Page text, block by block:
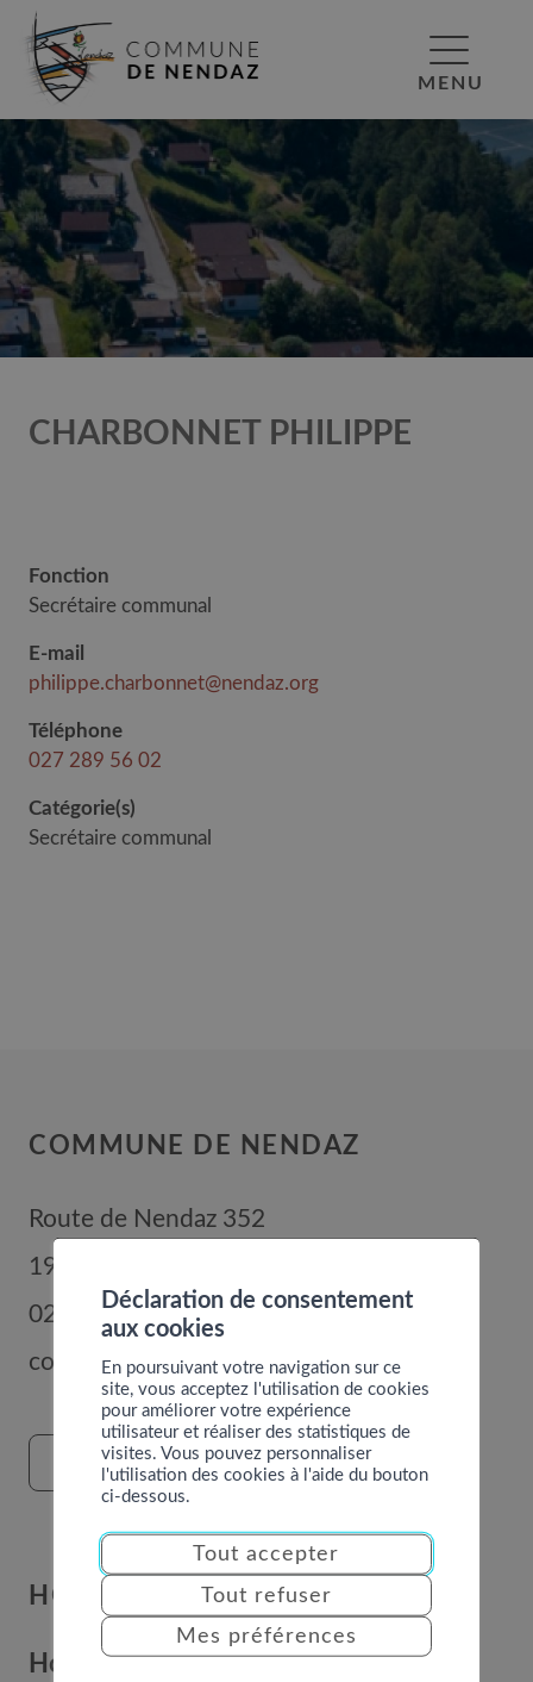
MENU
CHARBONNET PHILIPPE
Fonction
Secrétaire communal
E-mail
philippe.charbonnet@nendaz.org
Téléphone
027 289 56 02
Catégorie(s)
Secrétaire communal
COMMUNE DE NENDAZ
Route de Nendaz 352
1996
027 289 56 00
commune@nendaz.org
FORMULAIRE DE CONTACT
HORAIRES
Horaires des bureaux
Déclaration de consentement
aux cookies
En poursuivant votre navigation sur ce
site, vous acceptez l'utilisation de cookies
pour améliorer votre expérience
utilisateur et réaliser des statistiques de
visites. Vous pouvez personnaliser
l'utilisation des cookies à l'aide du bouton
ci-dessous.
Tout accepter
Tout refuser
Mes préférences